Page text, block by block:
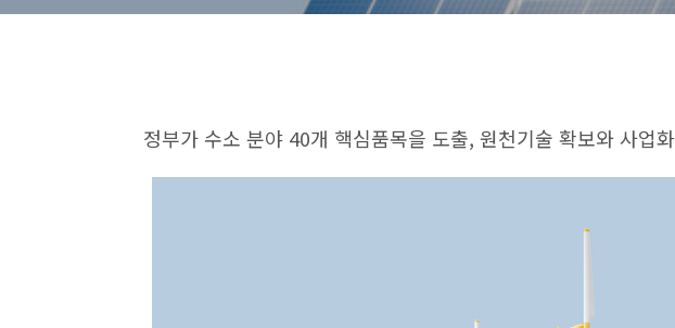
정부가 수소 분야 40개 핵심품목을 도출, 원천기술 확보와 사업